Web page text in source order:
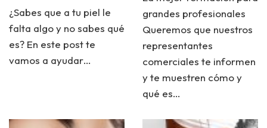
¿Sabes que a tu piel le
falta algo y no sabes qué
es? En este post te
vamos a ayudar…
grandes profesionales
Queremos que nuestros
representantes
comerciales te informen
y te muestren cómo y
qué es…